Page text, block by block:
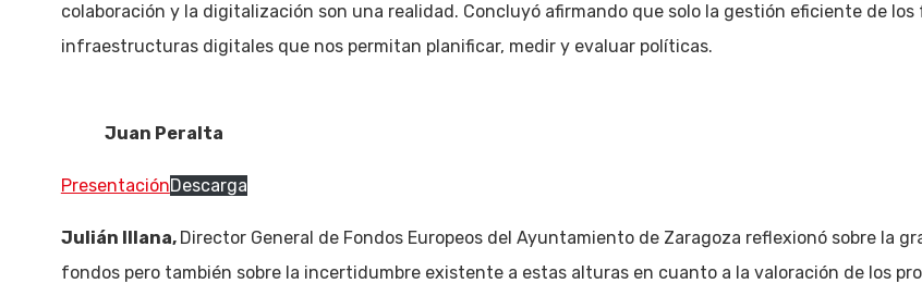
colaboración y la digitalización son una realidad. Concluyó afirmando que solo la gestión eficiente de
infraestructuras digitales que nos permitan planificar, medir y evaluar políticas.
Juan Peralta
PresentaciónDescarga
Julián Illana, Director General de Fondos Europeos del Ayuntamiento de Zaragoza reflexionó sobre la
fondos pero también sobre la incertidumbre existente a estas alturas en cuanto a la valoración de los